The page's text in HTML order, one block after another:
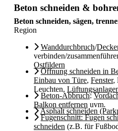
Beton schneiden &
Beton schneiden, sägen,
Region
Wanddurchbruch/
verbinden/
Ostfildern
Öffnung schneiden in
Einbau von Türe, Fenster,
Leuchten,
Beton-Abbruch:
Balkon entfernen uvm.
Asphalt schneiden
Fugenschnitt: Fugen
schneiden (z.B. für